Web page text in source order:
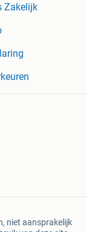
Zakelijk
niet aansprakelijk